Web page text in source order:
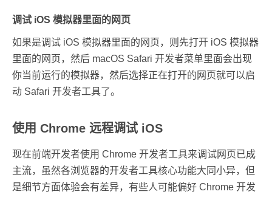
调试 iOS 模拟器里面的网页
如果是调试 iOS 模拟器里面的网页，则先打开 iOS 模拟器
里面的网页，然后 macOS Safari 开发者菜单里面会出现
你当前运行的模拟器，然后选择正在打开的网页就可以启
动 Safari 开发者工具了。
使用 Chrome 远程调试 iOS
现在前端开发者使用 Chrome 开发者工具来调试网页已成
主流，虽然各浏览器的开发者工具核心功能大同小异，但
是细节方面体验会有差异，有些人可能偏好 Chrome 开发